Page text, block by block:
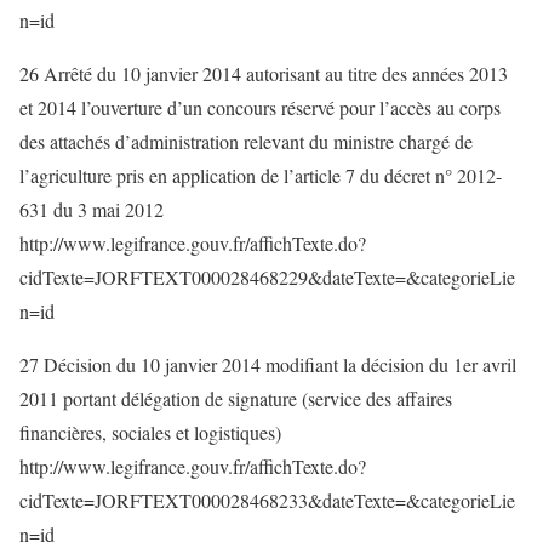
n=id
26 Arrêté du 10 janvier 2014 autorisant au titre des années 2013
et 2014 l’ouverture d’un concours réservé pour l’accès au corps
des attachés d’administration relevant du ministre chargé de
l’agriculture pris en application de l’article 7 du décret n° 2012-
631 du 3 mai 2012
http://www.legifrance.gouv.fr/affichTexte.do?
cidTexte=JORFTEXT000028468229&dateTexte=&categorieLie
n=id
27 Décision du 10 janvier 2014 modifiant la décision du 1er avril
2011 portant délégation de signature (service des affaires
financières, sociales et logistiques)
http://www.legifrance.gouv.fr/affichTexte.do?
cidTexte=JORFTEXT000028468233&dateTexte=&categorieLie
n=id